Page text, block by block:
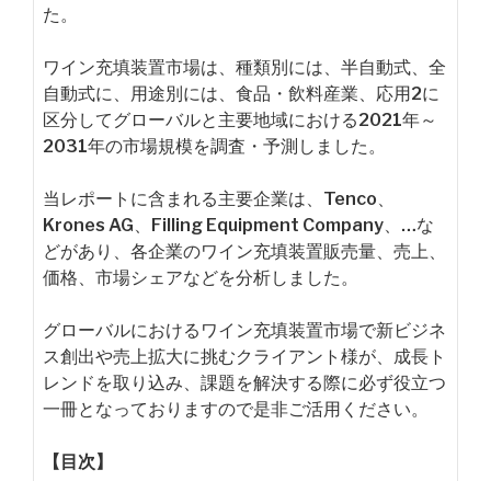
た。
ワイン充填装置市場は、種類別には、半自動式、全
自動式に、用途別には、食品・飲料産業、応用2に
区分してグローバルと主要地域における2021年～
2031年の市場規模を調査・予測しました。
当レポートに含まれる主要企業は、Tenco、
Krones AG、Filling Equipment Company、…な
どがあり、各企業のワイン充填装置販売量、売上、
価格、市場シェアなどを分析しました。
グローバルにおけるワイン充填装置市場で新ビジネ
ス創出や売上拡大に挑むクライアント様が、成長ト
レンドを取り込み、課題を解決する際に必ず役立つ
一冊となっておりますので是非ご活用ください。
【目次】